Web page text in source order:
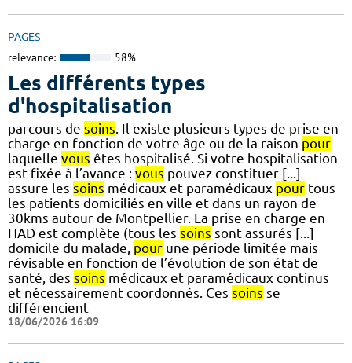
PAGES
relevance: 58%
Les différents types
d'hospitalisation
parcours de soins. Il existe plusieurs types de prise en
charge en fonction de votre âge ou de la raison pour
laquelle vous êtes hospitalisé. Si votre hospitalisation
est fixée à l’avance : vous pouvez constituer [...]
assure les soins médicaux et paramédicaux pour tous
les patients domiciliés en ville et dans un rayon de
30kms autour de Montpellier. La prise en charge en
HAD est complète (tous les soins sont assurés [...]
domicile du malade, pour une période limitée mais
révisable en fonction de l’évolution de son état de
santé, des soins médicaux et paramédicaux continus
et nécessairement coordonnés. Ces soins se
différencient
18/06/2026 16:09